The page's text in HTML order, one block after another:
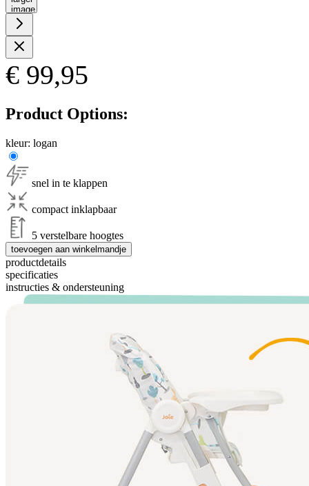
image
€ 99,95
Product Options:
kleur: logan
snel in te klappen
compact inklapbaar
5 verstelbare hoogtes
toevoegen aan winkelmandje
productdetails
specificaties
instructies & ondersteuning